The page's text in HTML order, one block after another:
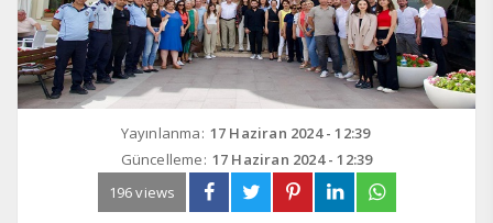
Yayınlanma: 17 Haziran 2024 - 12:39
Güncelleme: 17 Haziran 2024 - 12:39
196 views